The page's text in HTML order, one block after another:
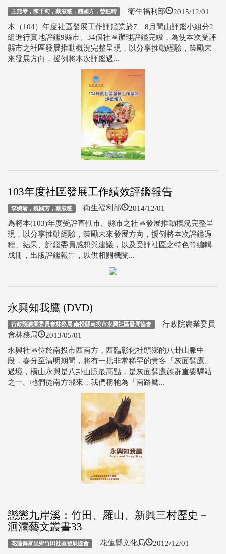
王燕琴，陳千莉，蔡淑粧，魏國方，曾鈺晴 衛生福利部 2015/12/01
本（104）年度社區發展工作評鑑業於7、8月間由評鑑小組分2
組進行實地評鑑9縣市、34個社區辦理評鑑完竣，為使本次受評
縣市之社區發展推動概況完整呈現，以分享推動經驗，策勵未
來發展方向，援例將本次評鑑過...
103年度社區發展工作績效評鑑報告
李婉瑜，魏國芳，蔡淑粧 衛生福利部 2014/12/01
為將本(103)年度受評直轄市、縣市之社區發展推動概況完整呈
現，以分享推動經驗，策勵未來發展方向，援例將本次評鑑過
程、結果、評鑑委員感想與建議，以及受評社區之特色等編輯
成冊，出版評鑑報告，以供相關機關...
永興知我鷹 (DVD)
行政院農業委員會林務局,南投縣南投市永興社區發展協會 行政院農業委員
會林務局
2013/05/01
永興社區位於南投市西南方，西臨彰化社頭鄉的八卦山脈中
段，春分至清明期間，將有一批非常稀罕的貴客「灰面鵟鷹」
過境，橫山永興是八卦山脈最高點，是灰面鵟鷹族群重要驛站
之一。牠們從南方飛來，我們稱牠為「南路鷹...
戀戀九岸溪：竹田、羅山、新興三村歷史－
洄瀾藝文叢書33
花蓮縣富里鄉竹田社區發展協會 花蓮縣文化局 2012/12/01